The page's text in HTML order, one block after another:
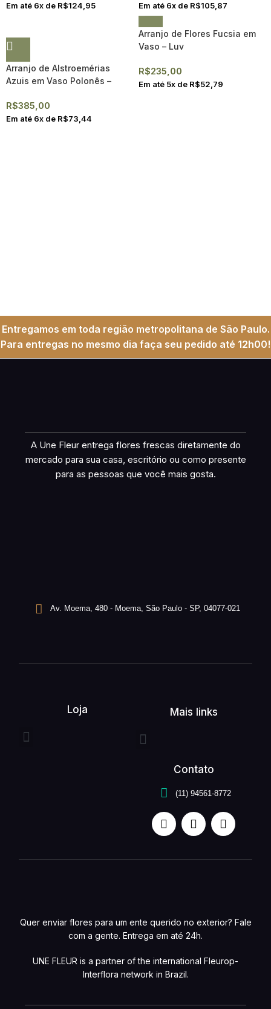
Em até 6x de R$124,95 Em até 6x de R$105,87
Arranjo de Alstroemérias
Azuis em Vaso Polonês –
R$385,00
Em até 6x de R$73,44
Arranjo de Flores Fucsia em
Vaso – Luv
R$235,00
Em até 5x de R$52,79
Entregamos em toda região metropolitana de São Paulo.
Para entregas no mesmo dia faça seu pedido até 12h00!
A Une Fleur entrega flores frescas diretamente do
mercado para sua casa, escritório ou como presente
para as pessoas que você mais gosta.
Av. Moema, 480 - Moema, São Paulo - SP, 04077-021
Loja Mais links
Contato
(11) 94561-8772
Quer enviar flores para um ente querido no exterior? Fale
com a gente. Entrega em até 24h.
UNE FLEUR is a partner of the international Fleurop-
Interflora network in Brazil.